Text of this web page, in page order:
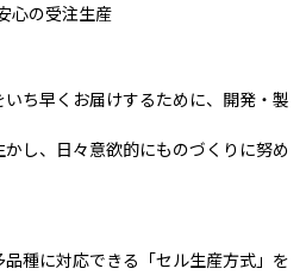
心の受注生産
ち早くお届けするために、開発・製
し、日々意欲的にものづくりに努め
種に対応できる「セル生産方式」を